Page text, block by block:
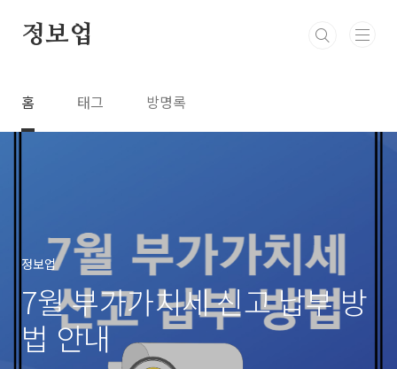
정보업
홈 태그 방명록
정보업
7월 부가가치세 신고 납부 방
법 안내